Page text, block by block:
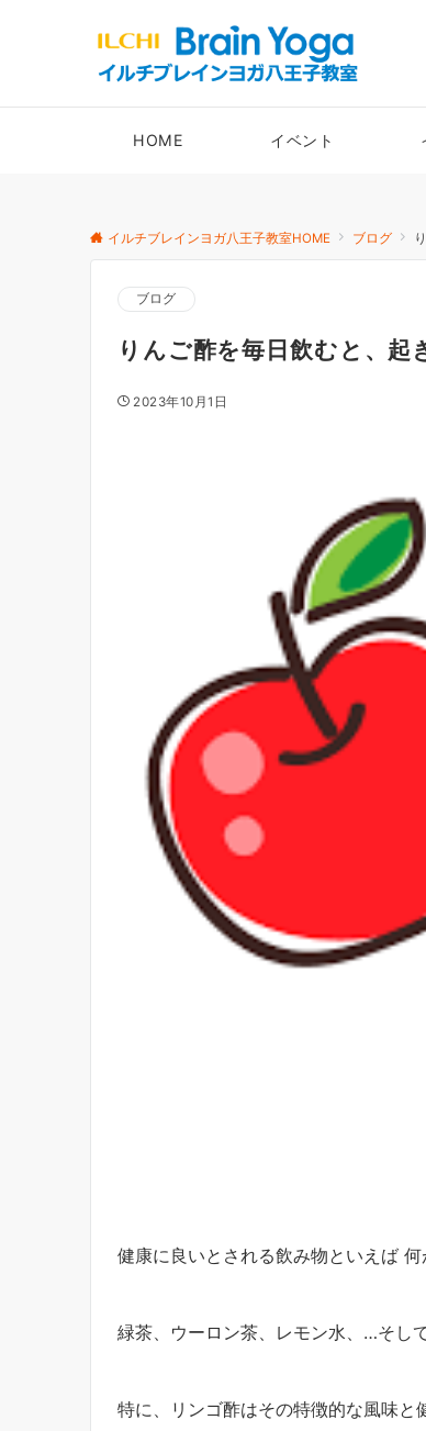
HOME イベント
イルチブレインヨガ八王子教室HOME ブログ
ブログ
りんご酢を毎日飲むと、
2023年10月1日
健康に良いとされる飲み物といえば
緑茶、ウーロン茶、レモン水、…そし
特に、リンゴ酢はその特徴的な風味と